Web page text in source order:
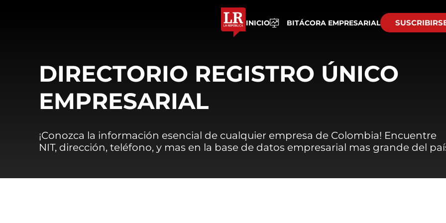
INICIO BITÁCORA EMPRESARIAL
DIRECTORIO REGISTRO ÚNICO
EMPRESARIAL
¡Conozca la información esencial de cualquier empresa de Colombia! Encuentre
NIT, dirección, teléfono, y mas en la base de datos empresarial mas grande del